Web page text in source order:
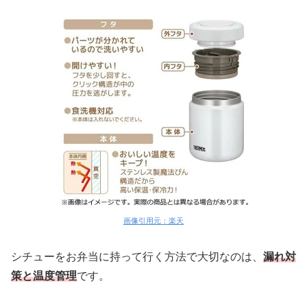
画像引用元：楽天
シチューをお弁当に持って行く方法で大切なのは、 漏れ対
策と温度管理です。